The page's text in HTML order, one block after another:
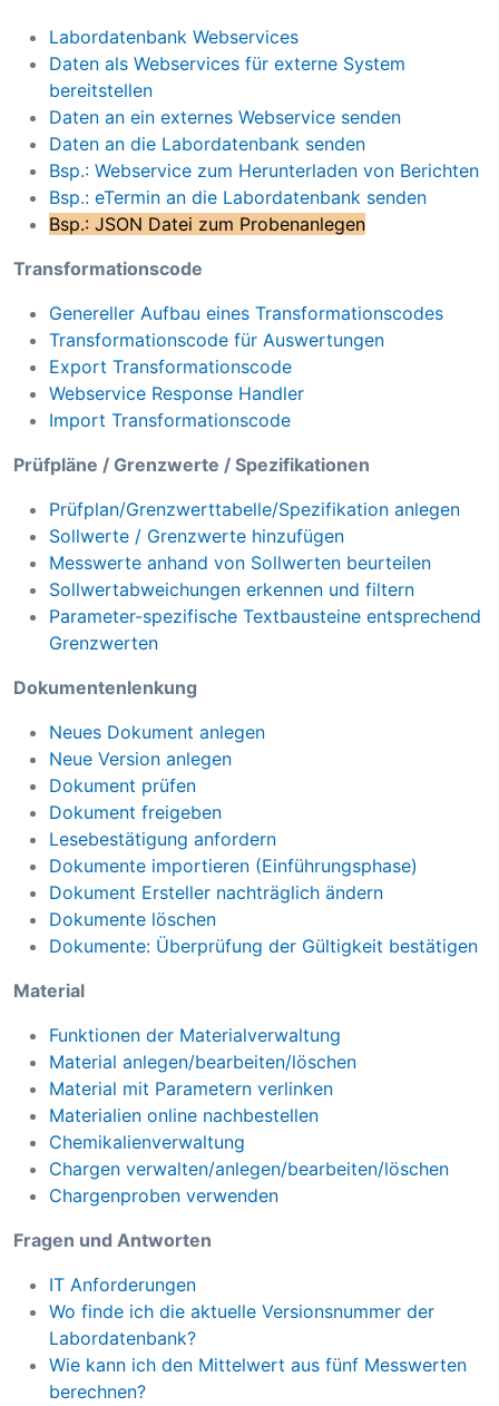
Labordatenbank Webservices
Daten als Webservices für externe System
bereitstellen
Daten an ein externes Webservice senden
Daten an die Labordatenbank senden
Bsp.: Webservice zum Herunterladen von Berichten
Bsp.: eTermin an die Labordatenbank senden
Bsp.: JSON Datei zum Probenanlegen
Transformationscode
Genereller Aufbau eines Transformationscodes
Transformationscode für Auswertungen
Export Transformationscode
Webservice Response Handler
Import Transformationscode
Prüfpläne / Grenzwerte / Spezifikationen
Prüfplan/Grenzwerttabelle/Spezifikation anlegen
Sollwerte / Grenzwerte hinzufügen
Messwerte anhand von Sollwerten beurteilen
Sollwertabweichungen erkennen und filtern
Parameter-spezifische Textbausteine entsprechend
Grenzwerten
Dokumentenlenkung
Neues Dokument anlegen
Neue Version anlegen
Dokument prüfen
Dokument freigeben
Lesebestätigung anfordern
Dokumente importieren (Einführungsphase)
Dokument Ersteller nachträglich ändern
Dokumente löschen
Dokumente: Überprüfung der Gültigkeit bestätigen
Material
Funktionen der Materialverwaltung
Material anlegen/bearbeiten/löschen
Material mit Parametern verlinken
Materialien online nachbestellen
Chemikalienverwaltung
Chargen verwalten/anlegen/bearbeiten/löschen
Chargenproben verwenden
Fragen und Antworten
IT Anforderungen
Wo finde ich die aktuelle Versionsnummer der
Labordatenbank?
Wie kann ich den Mittelwert aus fünf Messwerten
berechnen?